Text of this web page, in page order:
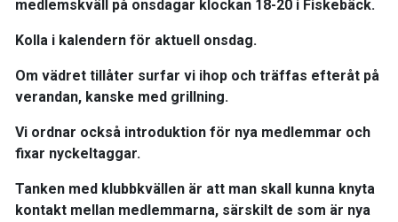
medlemskväll på onsdagar klockan 18-20 i Fiskebäck.
Kolla i kalendern för aktuell onsdag.
Om vädret tillåter surfar vi ihop och träffas efteråt på
verandan, kanske med grillning.
Vi ordnar också introduktion för nya medlemmar och
fixar nyckeltaggar.
Tanken med klubbkvällen är att man skall kunna knyta
kontakt mellan medlemmarna, särskilt de som är nya